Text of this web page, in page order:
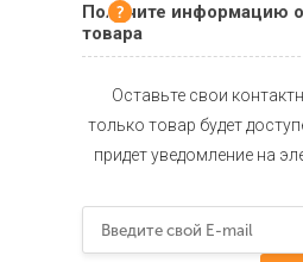
Получите информацию
товара
Оставьте свои
только товар будет
придет уведомление на